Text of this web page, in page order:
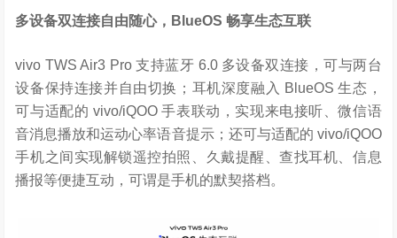
多设备双连接自由随心， BlueOS畅享生态互联
vivo TWS Air3 Pro 支持蓝牙 6.0 多设备双连接，可与两台
设备保持连接并自由切换；耳机深度融入 BlueOS 生态，
可与适配的 vivo/iQOO 手表联动，实现来电接听、微信语
音消息播放和运动心率语音提示；还可与适配的 vivo/iQOO
手机之间实现解锁遥控拍照、久戴提醒、查找耳机、信息
播报等便捷互动，可谓是手机的默契搭档。